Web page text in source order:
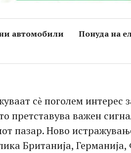
автомобили
Понуда на
сѐ поголем интерес
претставува важен
пазар. Ново
Британија,